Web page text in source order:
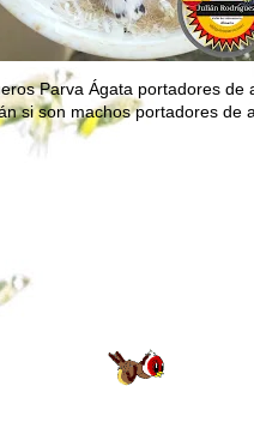
Parva Ágata portadores de
si son machos portadores de